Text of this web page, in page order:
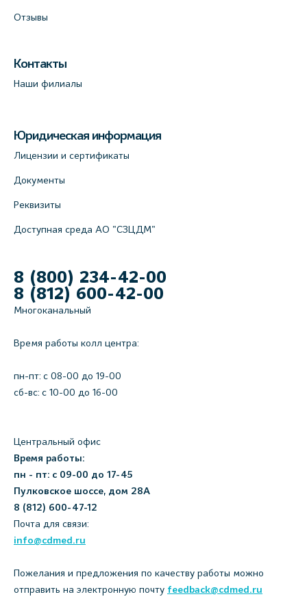
Отзывы
Контакты
Наши филиалы
Юридическая информация
Лицензии и сертификаты
Документы
Реквизиты
Доступная среда АО "СЗЦДМ"
8 (800) 234-42-00
8 (812) 600-42-00
Многоканальный
Время работы колл центра:
пн-пт: c 08-00 до 19-00
сб-вс: с 10-00 до 16-00
Центральный офис
Время работы:
пн - пт: с 09-00 до 17-45
Пулковское шоссе, дом 28А
8 (812) 600-47-12
Почта для связи:
info@cdmed.ru
Пожелания и предложения по качеству работы можно
отправить на электронную почту feedback@cdmed.ru